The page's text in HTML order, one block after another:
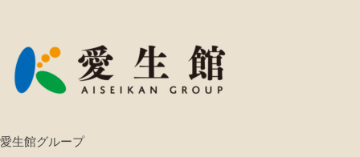
愛生館グループ